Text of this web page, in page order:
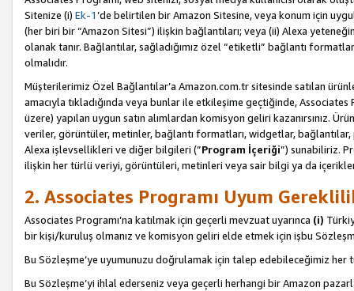
Sitenize (i) Ek-1’de belirtilen bir Amazon Sitesine, veya konum için
(her biri bir “Amazon Sitesi”) ilişkin bağlantıları; veya (ii) Alexa
olanak tanır. Bağlantılar, sağladığımız özel “etiketli” bağlantı
olmalıdır.
Müşterilerimiz Özel Bağlantılar’a Amazon.com.tr sitesinde satılan
amacıyla tıkladığında veya bunlar ile etkileşime geçtiğinde,
üzere) yapılan uygun satın alımlardan komisyon geliri kazanırsınız.
veriler, görüntüler, metinler, bağlantı formatları, widgetlar,
Alexa işlevsellikleri ve diğer bilgileri (”Program İçeriği”) sunabiliriz.
ilişkin her türlü veriyi, görüntüleri, metinleri veya sair bilgi ya da içerikleri
2. Associates Programı Uyum
Associates Programı’na katılmak için geçerli mevzuat uyarınca (i)
bir kişi/kuruluş olmanız ve komisyon geliri elde etmek için işbu
Bu Sözleşme’ye uyumunuzu doğrulamak için talep edebileceğimiz
Bu Sözleşme’yi ihlal ederseniz veya geçerli herhangi bir Amazon